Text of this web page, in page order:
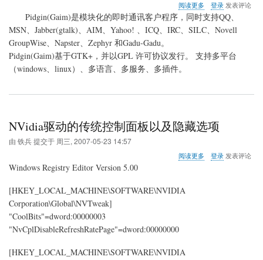
阅读更多
于
Pidgin
2.40
文
登录发表评论
Pidgin(Gaim)是模块化的即时通讯客户程序，同时支持QQ、
MSN、Jabber(gtalk)、AIM、Yahoo! 、ICQ、IRC、SILC、Novell
GroupWise、Napster、Zephyr 和Gadu-Gadu。
Pidgin(Gaim)基于GTK+，并以GPL 许可协议发行。 支持多平台
（windows、linux）、多语言、多服务、多插件。
NVidia驱动的传统控制面板以及隐藏选项
由 铁兵提交于 周三, 2007-05-23 14:57
阅读更多 登录发表评论
Windows Registry Editor Version 5.00
[HKEY_LOCAL_MACHINE\SOFTWARE\NVIDIA
Corporation\Global\NVTweak]
"CoolBits"=dword:00000003
"NvCplDisableRefreshRatePage"=dword:00000000
[HKEY_LOCAL_MACHINE\SOFTWARE\NVIDIA